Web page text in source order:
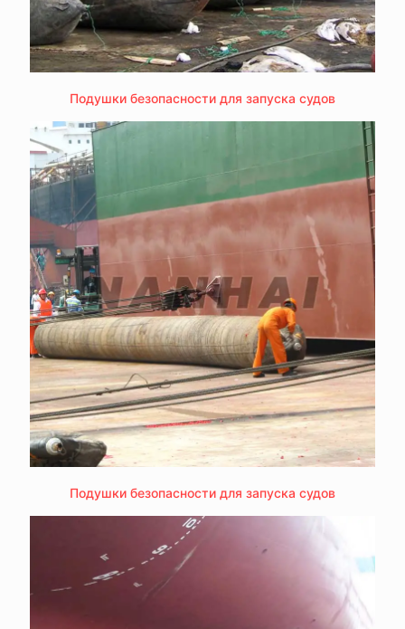
Подушки безопасности для запуска судов
Подушки безопасности для запуска судов